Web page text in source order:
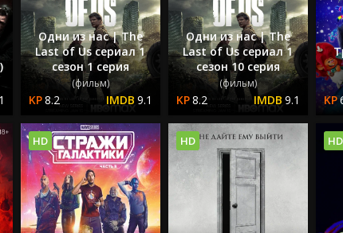
Одни из нас | The
Last of Us сериал 1
сезон 1 серия
(фильм)
8.2 9.1
Одни из нас | The
Last of Us сериал 1
сезон 10 серия
(фильм)
8.2 9.1
HD HD HD